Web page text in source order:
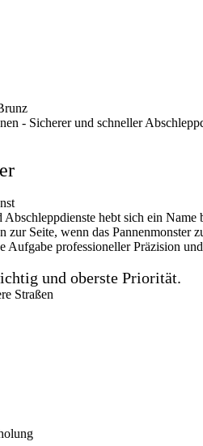
- Sicherer und schneller
hebt sich ein
zur Seite, wenn das
Aufgabe professioneller Präzision
und oberste Priorität.
Straßen